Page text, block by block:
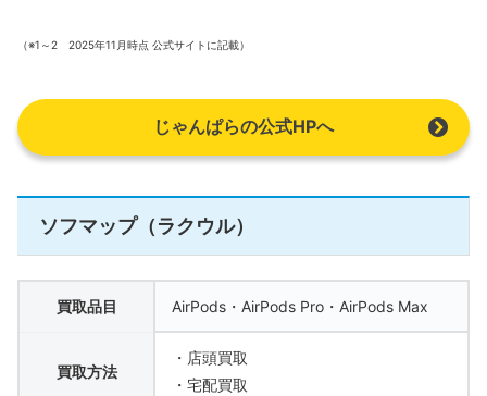
（※1～2 2025年11月時点 公式サイトに記載）
じゃんぱらの公式HPへ
ソフマップ（ラクウル）
買取品目 AirPods・AirPods Pro・AirPods Max
買取方法
・店頭買取
・宅配買取